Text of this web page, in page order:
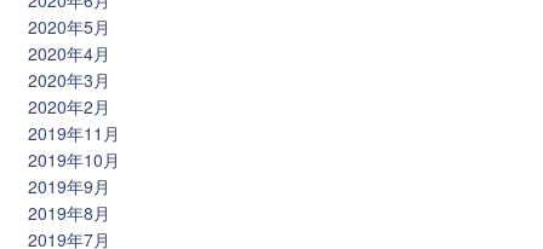
2020年5月
2020年4月
2020年3月
2020年2月
2019年11月
2019年10月
2019年9月
2019年8月
2019年7月